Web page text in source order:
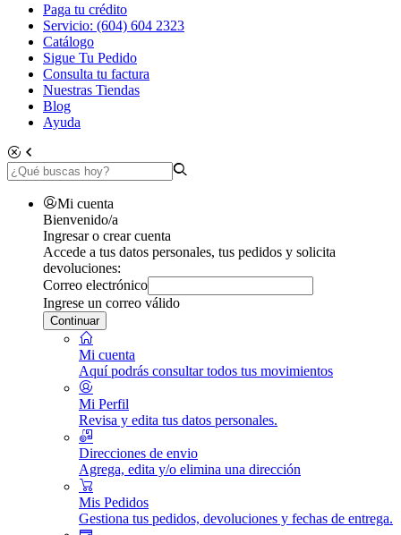
Paga tu crédito
Servicio: (604) 604 2323
Catálogo
Sigue Tu Pedido
Consulta tu factura
Nuestras Tiendas
Blog
Ayuda
Mi cuenta
Bienvenido/a
Ingresar o crear cuenta
Accede a tus datos personales, tus pedidos y solicita
devoluciones:
Correo electrónico
Ingrese un correo válido
Continuar
Mi cuenta
Aquí podrás consultar todos tus movimientos
Mi Perfil
Revisa y edita tus datos personales.
Direcciones de envio
Agrega, edita y/o elimina una dirección
Mis Pedidos
Gestiona tus pedidos, devoluciones y fechas de entrega.